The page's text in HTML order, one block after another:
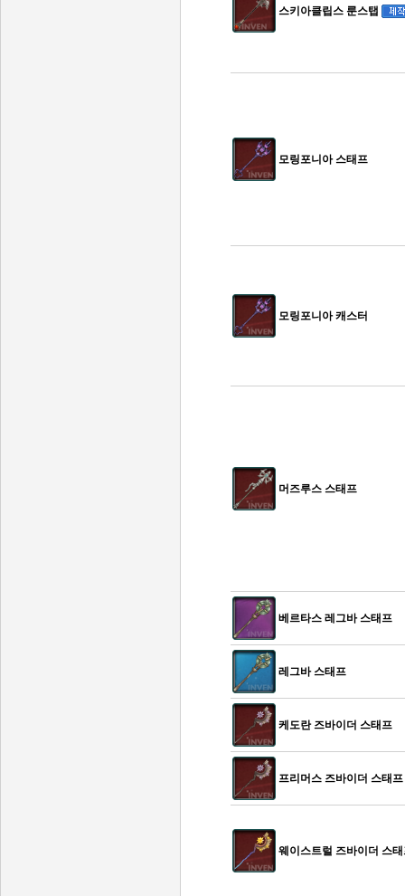
스키아클립스 룬스탭
모링포니아 스태프
모링포니아 캐스터
머즈루스 스태프
베르타스 레그바 스태프
레그바 스태프
케도란 즈바이더 스태프
프리머스 즈바이더 스태프
웨이스트럴 즈바이더 스